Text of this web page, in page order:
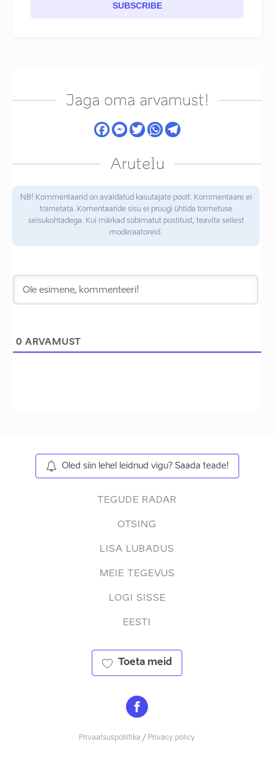
SUBSCRIBE
Jaga oma arvamust!
Arutelu
NB! Kommentaarid on avaldatud kasutajate poolt. Kommentaare ei
toimetata. Komentaaride sisu ei pruugi ühtida toimetuse
seisukohtadega. Kui märkad sobimatut postitust, teavita sellest
moderaatoreid.
0 ARVAMUST
Oled siin lehel leidnud vigu? Saada teade!
TEGUDE RADAR
OTSING
LISA LUBADUS
MEIE TEGEVUS
LOGI SISSE
EESTI
Toeta meid
Privaatsuspoliitika / Privacy policy